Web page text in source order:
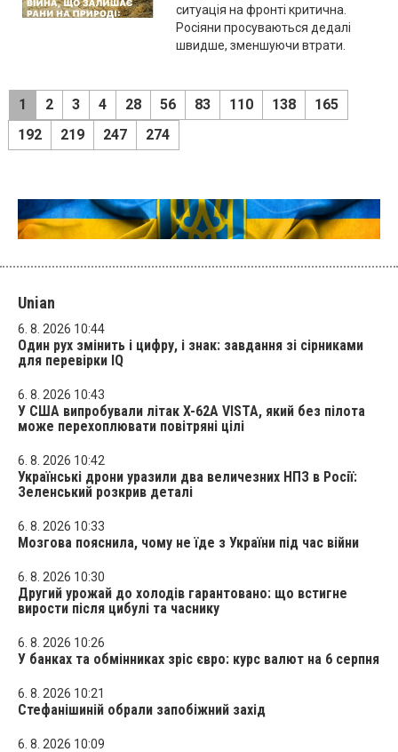
ситуація на фронті критична.
Росіяни просуваються дедалі
швидше, зменшуючи втрати.
1 2 3 4 28 56 83 110 138
165
192
219 247 274
Unian
6. 8. 2026 10:44
Один рух змінить і цифру, і знак: завдання зі сірниками
для перевірки IQ
6. 8. 2026 10:43
У США випробували літак X-62A VISTA, який без пілота
може перехоплювати повітряні цілі
6. 8. 2026 10:42
Українські дрони уразили два величезних НПЗ в Росії:
Зеленський розкрив деталі
6. 8. 2026 10:33
Мозгова пояснила, чому не їде з України під час війни
6. 8. 2026 10:30
Другий урожай до холодів гарантовано: що встигне
вирости після цибулі та часнику
6. 8. 2026 10:26
У банках та обмінниках зріс євро: курс валют на 6 серпня
6. 8. 2026 10:21
Стефанішиній обрали запобіжний захід
6. 8. 2026 10:09